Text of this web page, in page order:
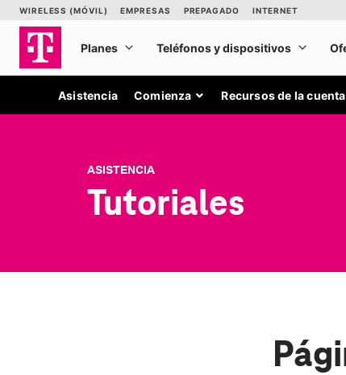
Asistencia Comienza Recursos de la cuenta
ASISTENCIA
Tutoriales